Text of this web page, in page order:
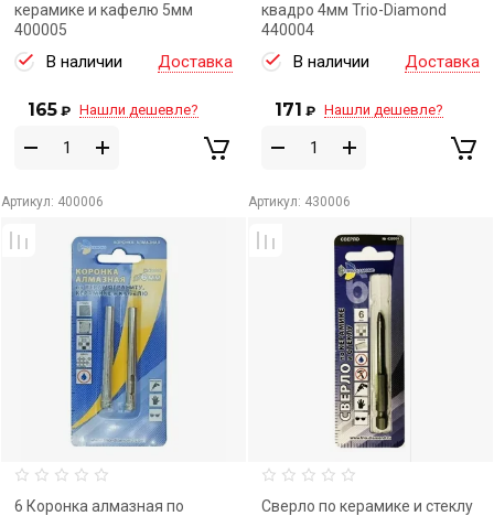
керамике и кафелю 5мм
400005
В наличии Доставка
165 ₽ Нашли дешевле?
квадро 4мм Trio-Diamond
440004
В наличии Доставка
171 ₽ Нашли дешевле?
Артикул: 400006
6 Коронка алмазная по
Артикул: 430006
Сверло по керамике и стеклу